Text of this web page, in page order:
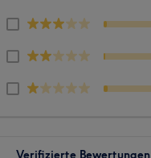
Verifizierte Bewertungen